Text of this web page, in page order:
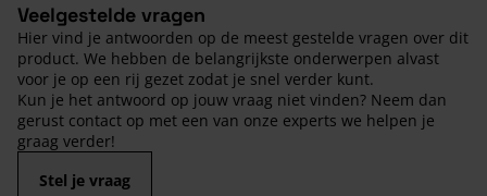
Veelgestelde vragen
Hier vind je antwoorden op de meest gestelde vragen over dit
product. We hebben de belangrijkste onderwerpen alvast
voor je op een rij gezet zodat je snel verder kunt.
Kun je het antwoord op jouw vraag niet vinden? Neem dan
gerust contact op met een van onze experts we helpen je
graag verder!
Stel je vraag